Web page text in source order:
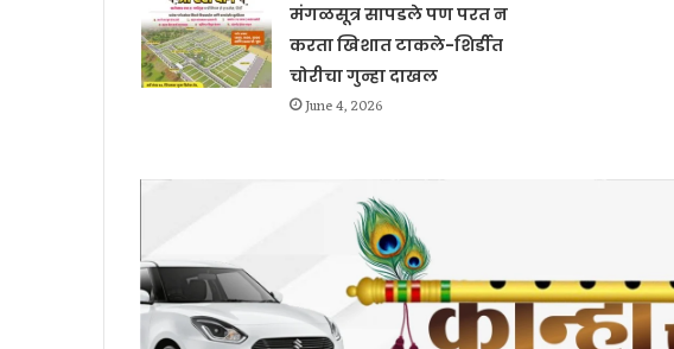
मंगळसूत्र सापडले पण परत न
करता खिशात टाकले-शिर्डीत
चोरीचा गुन्हा दाखल
June 4, 2026